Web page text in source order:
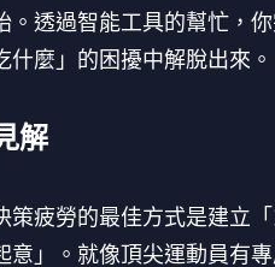
。透過智能工具的幫忙，
什麼」的困擾中解脫出來。
解
策疲勞的最佳方式是建立
意」。就像頂尖運動員有